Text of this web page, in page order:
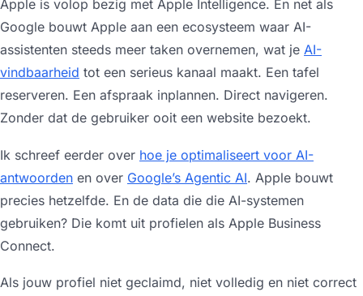
Apple is volop bezig met Apple Intelligence. En net als
Google bouwt Apple aan een ecosysteem waar AI-
assistenten steeds meer taken overnemen, wat je AI-
vindbaarheid tot een serieus kanaal maakt. Een tafel
reserveren. Een afspraak inplannen. Direct navigeren.
Zonder dat de gebruiker ooit een website bezoekt.
Ik schreef eerder over hoe je optimaliseert voor AI-
antwoorden en over Google’s Agentic AI. Apple bouwt
precies hetzelfde. En de data die die AI-systemen
gebruiken? Die komt uit profielen als Apple Business
Connect.
Als jouw profiel niet geclaimd, niet volledig en niet correct